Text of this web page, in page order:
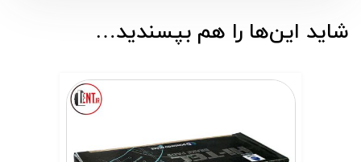
شاید این‌ها را هم بپسندید…